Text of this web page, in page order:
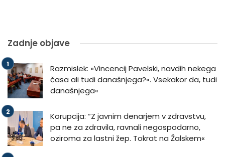
Zadnje objave
Razmislek: »Vincencij Pavelski, navdih nekega
časa ali tudi današnjega?«. Vsekakor da, tudi
današnjega«
Korupcija: “Z javnim denarjem v zdravstvu,
pa ne za zdravila, ravnali negospodarno,
oziroma za lastni žep. Tokrat na Žalskem«